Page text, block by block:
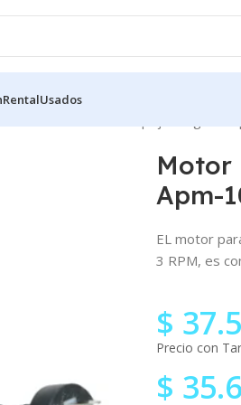
RentalUsados
Motor
Apm-
EL motor
3 RPM, es
$
Precio con
$